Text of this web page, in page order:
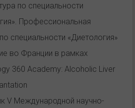
по специальности
Профессиональная
специальности «Диетология»
во Франции в рамках
360 Academy: Alcoholic Liver
V Международной научно-